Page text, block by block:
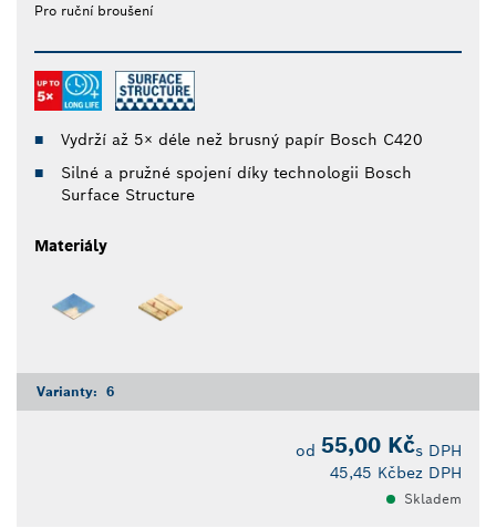
Pro ruční broušení
Vydrží až 5× déle než brusný papír Bosch C420
Silné a pružné spojení díky technologii Bosch
Surface Structure
Materiály
Varianty: 6
od 55,00 Kčs DPH
45,45 Kčbez DPH
Skladem